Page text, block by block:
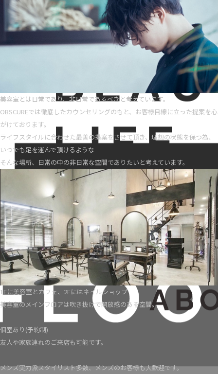
美容室とは日常であり、非日常であるべきと考えています。
OBSCUREでは徹底したカウンセリングのもと、お客様目線に立った提案を心
がけております。
ライフスタイルに合わせた最善の提案をさせて頂き、理想の状態を保つ為、
いつでも足を運んで頂けるような
そんな場所、日常の中の非日常な空間でありたいと考えています。
1Fに美容室とカフェ、2Fにはネイルショップ
美容室のメインフロアは吹き抜けで開放感のある空間。
個室あり(予約制)
友人や家族連れのご来店も可能です。
メンズ実力派スタイリスト多数、メンズのお客様も大歓迎です。